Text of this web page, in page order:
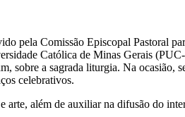
pela Comissão Episcopal Pastoral
Católica de Minas Gerais
sobre a sagrada liturgia. Na ocasião,
celebrativos.
além de auxiliar na difusão do